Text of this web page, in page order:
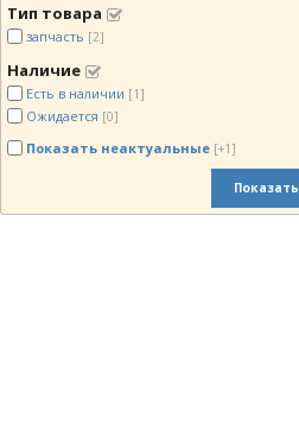
Тип товара
запчасть [2]
Наличие
Есть в наличии [1]
Ожидается [0]
Показать неактуальные [+1]
Показать